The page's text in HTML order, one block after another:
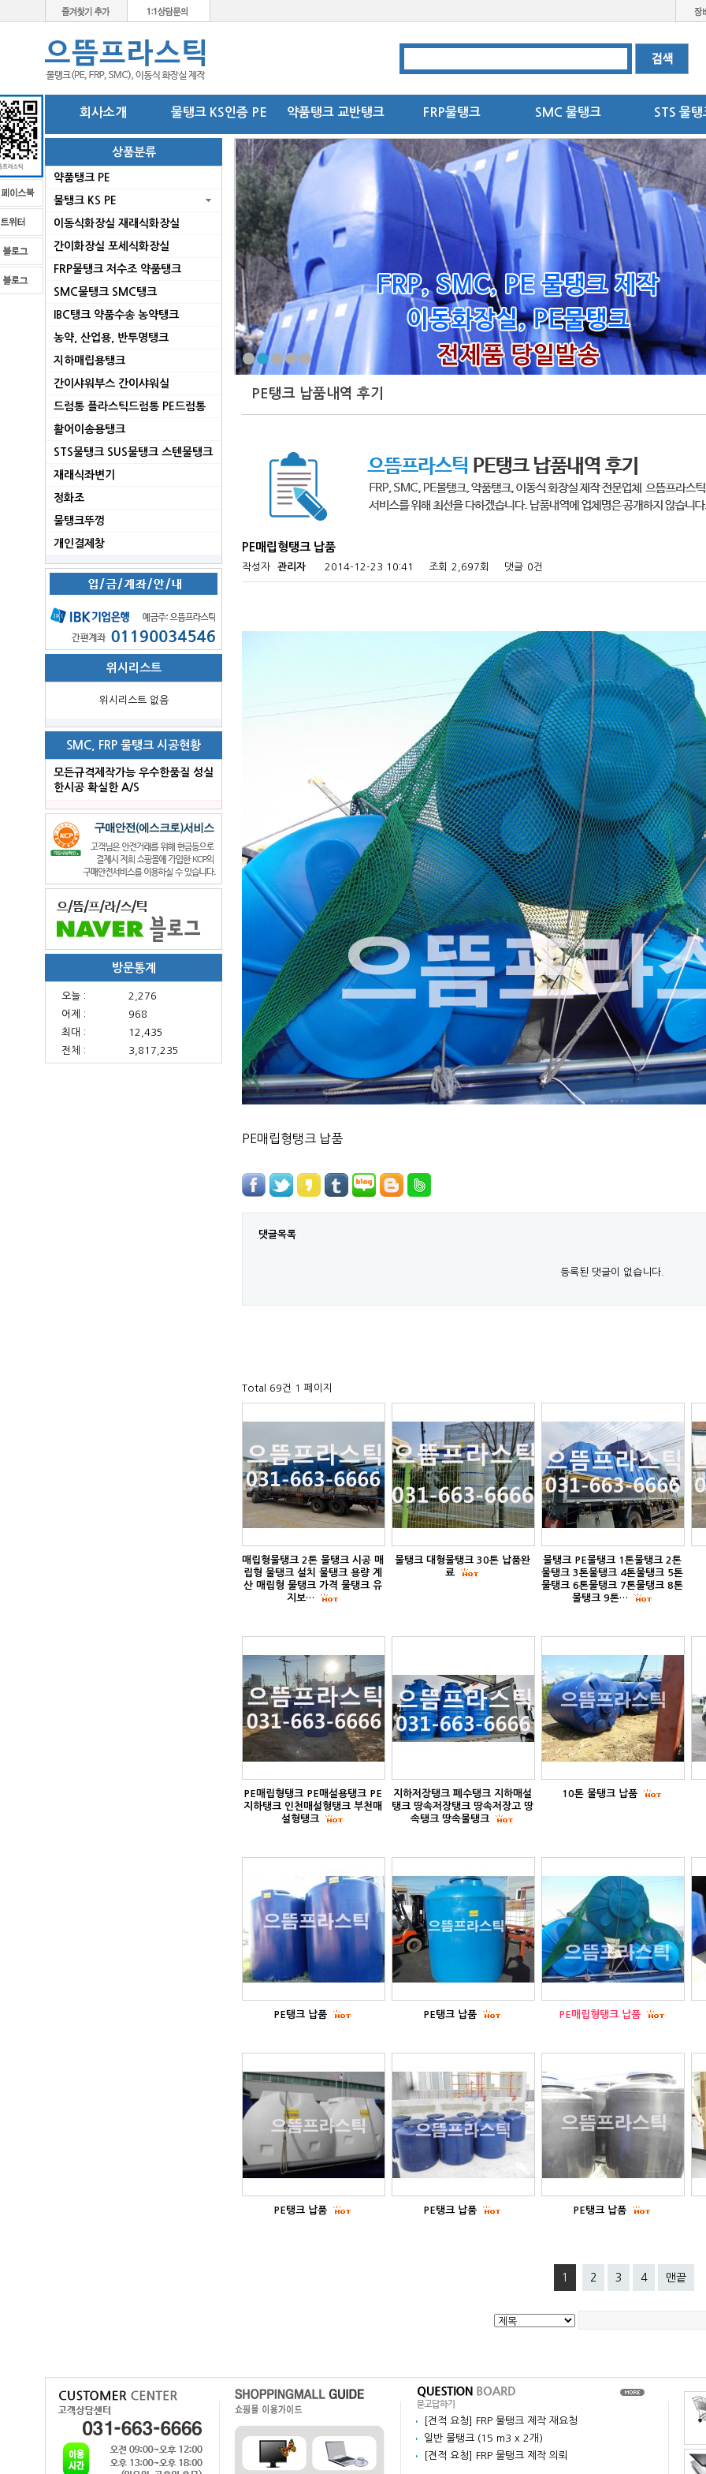
회사소개 물탱크 KS인증 PE 약품탱크 교반탱크 FRP물탱크 SMC 물탱크 STS 물탱
상품분류
약품탱크 PE
물탱크 KS PE
이동식화장실 재래식화장실
간이화장실 포세식화장실
FRP물탱크 저수조 약품탱크
SMC물탱크 SMC탱크
IBC탱크 약품수송 농약탱크
농약, 산업용, 반투명탱크
지하매립용탱크
간이샤워부스 간이샤워실
드럼통 플라스틱드럼통 PE드럼통
활어이송용탱크
STS물탱크 SUS물탱크 스텐물탱크
재래식좌변기
정화조
물탱크뚜껑
개인결제창
위시리스트
위시리스트 없음
SMC, FRP 물탱크 시공현황
모든규격제작가능 우수한품질 성실
한시공 확실한 A/S
방문통계
오늘 :
2,276
어제 :
968
최대 :
12,435
전체 :
3,817,235
PE탱크 납품내역 후기
PE매립형탱크 납품
작성자 관리자 2014-12-23 10:41 조회 2,697회 댓글 0건
PE매립형탱크 납품
댓글목록
등록된 댓글이 없습니다.
Total 69건 1 페이지
매립형물탱크 2톤 물탱크 시공 매
립형 물탱크 설치 물탱크 용량 계
산 매립형 물탱크 가격 물탱크 유
지보…
물탱크 대형물탱크 30톤 납품완
료
물탱크 PE물탱크 1톤물탱크 2톤
물탱크 3톤물탱크 4톤물탱크 5톤
물탱크 6톤물탱크 7톤물탱크 8톤
물탱크 9톤…
PE매립형탱크 PE매설용탱크 PE
지하탱크 인천매설형탱크 부천매
설형탱크
지하저장탱크 폐수탱크 지하매설
탱크 땅속저장탱크 땅속저장고 땅
속탱크 땅속물탱크
10톤 물탱크 납품
PE탱크 납품 PE탱크 납품 PE매립형탱크 납품
PE탱크 납품 PE탱크 납품 PE탱크 납품
1 2 3 4 맨끝
[견적 요청] FRP 물탱크 제작 재요청
일반 물탱크 (15 m3 x 2개)
[견적 요청] FRP 물탱크 제작 의뢰